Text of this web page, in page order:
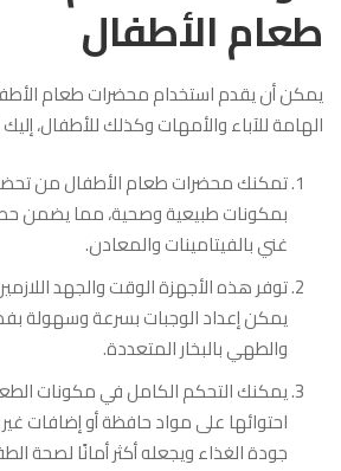
طعام الأطفال
يمكن أن يقدم استخدام محضرات طعام
الهامة للآباء والأمهات وكذلك للأطفال، إليك
تمكنك محضرات طعام الأطفال من
بمكونات طبيعية وصحية، مما يضمن
غني بالفيتامينات والمعادن.
توفر هذه الأجهزة الوقت والجهد
يمكن إعداد الوجبات بسرعة وسهولة
والطهي بالبخار المتعددة.
يمكنك التحكم الكامل في مكونات
احتوائها على مواد حافظة أو إضافات
جودة الغذاء ويجعله أكثر أمانًا لصحة